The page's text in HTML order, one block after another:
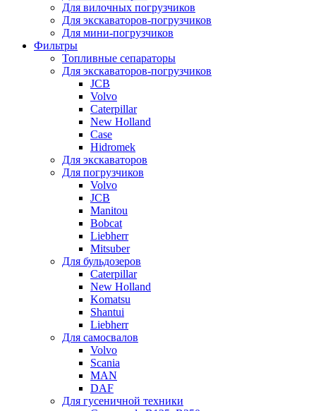
Для вилочных погрузчиков
Для экскаваторов-погрузчиков
Для мини-погрузчиков
Фильтры
Топливные сепараторы
Для экскаваторов-погрузчиков
JCB
Volvo
Caterpillar
New Holland
Case
Hidromek
Для экскаваторов
Для погрузчиков
Volvo
JCB
Manitou
Bobcat
Liebherr
Mitsuber
Для бульдозеров
Caterpillar
New Holland
Komatsu
Shantui
Liebherr
Для самосвалов
Volvo
Scania
MAN
DAF
Для гусеничной техники